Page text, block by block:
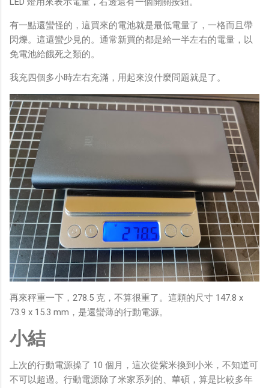
有一點還蠻怪的，這買來的電池就是最低電量了，一格而且帶
閃爍。這還蠻少見的。通常新買的都是給一半左右的電量，以
免電池給餓死之類的。
我充四個多小時左右充滿，用起來沒什麼問題就是了。
再來秤重一下，278.5 克，不算很重了。這顆的尺寸 147.8 x
73.9 x 15.3 mm，是還蠻薄的行動電源。
小結
上次的行動電源操了 10 個月，這次從紫米換到小米，不知道可
不可以超過。行動電源除了米家系列的、華碩，算是比較多年